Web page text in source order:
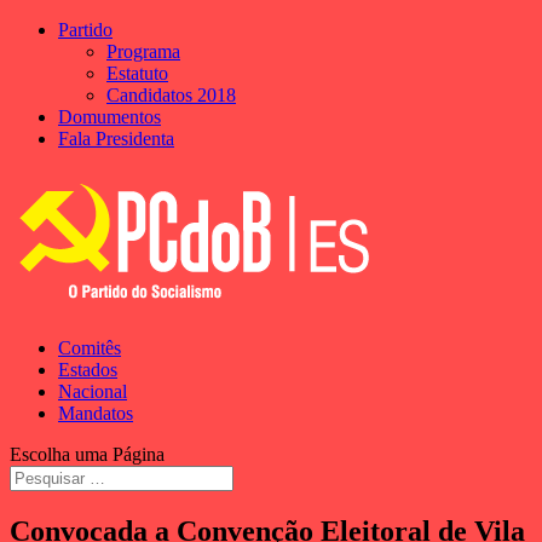
Partido
Programa
Estatuto
Candidatos 2018
Domumentos
Fala Presidenta
Comitês
Estados
Nacional
Mandatos
Escolha uma Página
Convocada a Convenção Eleitoral de Vila